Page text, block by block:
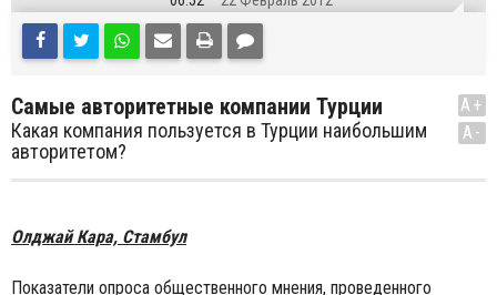
Cамые авторитетные компании Турции
Какая компания пользуется в Турции наибольшим
авторитетом?
A+
A-
Олджай Кара, Стамбул
Показатели опроса общественного мнения, проведенного